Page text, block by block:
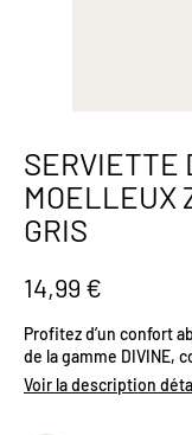
Passer
au
début
de
la
d’images
SERVIETTE
MOELLEUX
GRIS
14,99 €
Profitez d’un confort
de la gamme DIVINE,
g/m² "zéro twist". Son
souplesse et son
Voir la description